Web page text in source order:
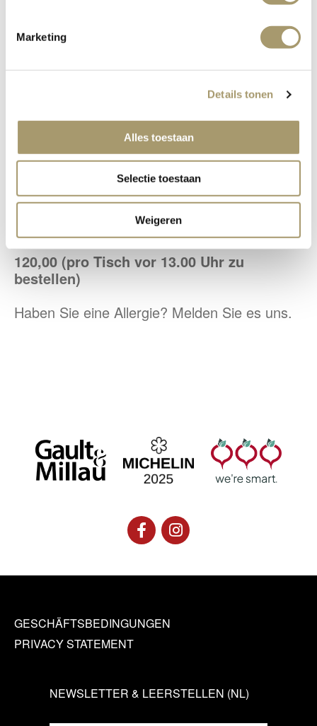
Marketing
Details tonen
Alles toestaan
Selectie toestaan
Weigeren
The Final
Himbeere - Feigenblatt - Timut-Pfeffer
Gesmäcker des Saisonale
120,00 (pro Tisch vor 13.00 Uhr zu
bestellen)
Haben Sie eine Allergie? Melden Sie es uns.
GESCHÄFTSBEDINGUNGEN
PRIVACY STATEMENT
NEWSLETTER & LEERSTELLEN (NL)